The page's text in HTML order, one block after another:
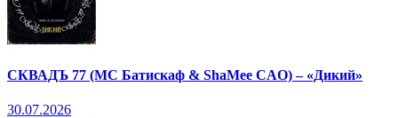
СКВАДЪ 77 (МС Батискаф & ShaMee CAO) – «Дикий»
30.07.2026